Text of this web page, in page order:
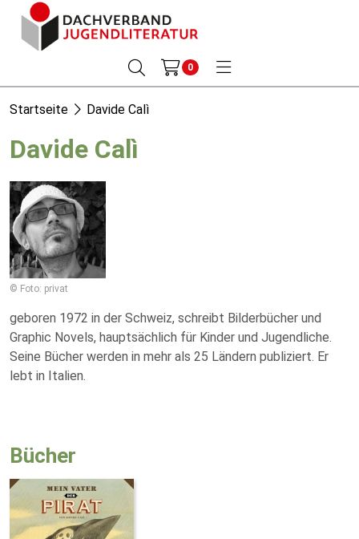
0
Startseite Davide Calì
Davide Calì
© Foto: privat
geboren 1972 in der Schweiz, schreibt Bilderbücher und
Graphic Novels, hauptsächlich für Kinder und Jugendliche.
Seine Bücher werden in mehr als 25 Ländern publiziert. Er
lebt in Italien.
Bücher